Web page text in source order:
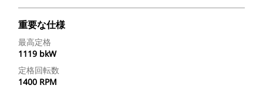
重要な仕様
最高定格
1119 bkW
定格回転数
1400 RPM